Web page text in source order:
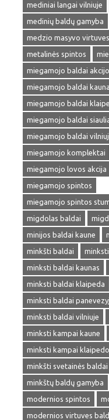
mediniai langai vilniuje
medinių baldų gamyba
medzio masyvo
metalinės spintos
miegamojo baldai
miegamojo baldai
miegamojo baldai
miegamojo baldai
miegamojo baldai
miegamojo komplektai
miegamojo lovos akcija
miegamojo spintos
miegamojo spintos
migdolas baldai
minijos baldai kaune
minkšti baldai
minksti baldai kaunas
minksti baldai klaipeda
minksti baldai
minksti baldai vilniuje
minksti kampai kaune
minksti kampai
minkšti svetainės baldai
minkštų baldų gamyba
modernios spintos
modernios virtuves